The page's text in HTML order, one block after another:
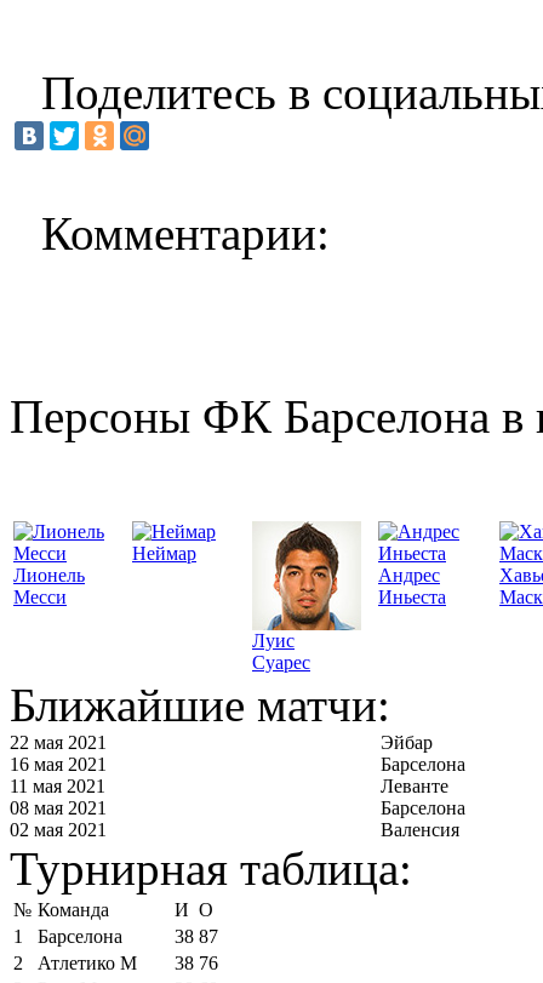
Поделитесь в
Комментарии:
Персоны ФК Барселона в
Лионель
Месси
Неймар
Луис
Суарес
Андрес
Иньеста
Ближайшие матчи:
22 мая 2021
Эйбар
16 мая 2021
Барселона
11 мая 2021
Леванте
08 мая 2021
Барселона
02 мая 2021
Валенсия
Турнирная таблица:
№ Команда И О
1
Барселона 38 87
2
Атлетико М 38 76